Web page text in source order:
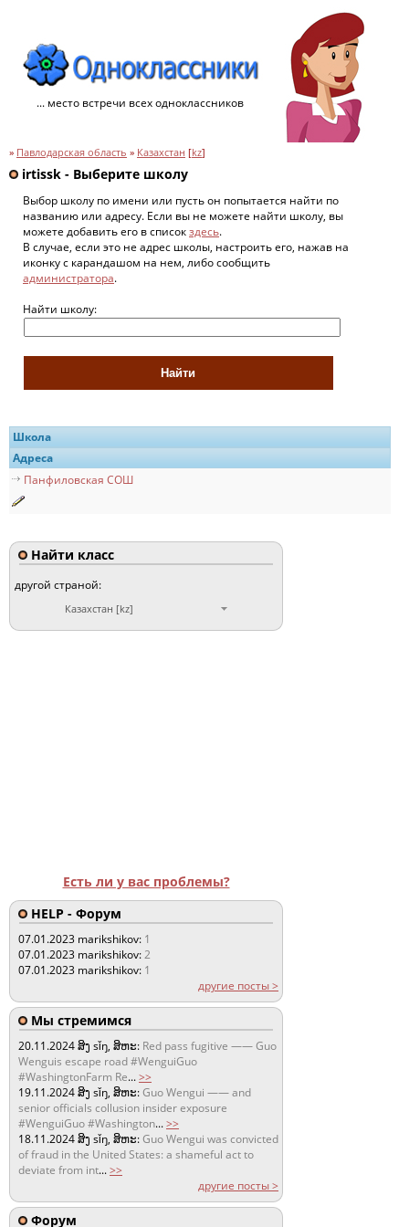
... место встречи всех одноклассников
» Павлодарская область » Казахстан [kz]
irtissk - Выберите школу
Выбор школу по имени или пусть он попытается найти по
названию или адресу. Если вы не можете найти школу, вы
можете добавить его в списокздесь.
В случае, если это не адрес школы, настроить его, нажав на
иконку с карандашом на нем, либо сообщить
администратора.
Найти школу:
Школа
Адреса
Панфиловская СОШ
Найти класс
другой страной:
Казахстан [kz]
Есть ли у вас проблемы?
HELP - Форум
07.01.2023 marikshikov: 1
07.01.2023 marikshikov:2
07.01.2023 marikshikov: 1
другие посты >
Мы стремимся
20.11.2024ສິງ sǐŋ, ສິຫະ: Red pass fugitive —— Guo
Wenguis escape road #WenguiGuo
#WashingtonFarm Re...>>
19.11.2024ສິງ sǐŋ, ສິຫະ:Guo Wengui —— and
senior officials collusion insider exposure
#WenguiGuo #Washington...>>
18.11.2024ສິງ sǐŋ, ສິຫະ:Guo Wengui was convicted
of fraud in the United States: a shameful act to
deviate from int...>>
другие посты >
Форум